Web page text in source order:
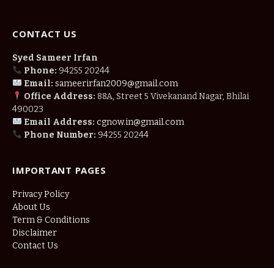
CONTACT US
Syed Sameer Irfan
Phone: 94255 20244
Email: sameerirfan2009@gmail.com
Office Address: 88A, Street 5 Vivekanand Nagar, Bhilai
490023
Email Address: cgnow.in@gmail.com
Phone Number: 94255 20244
IMPORTANT PAGES
Privacy Policy
About Us
Term & Conditions
Disclaimer
Contact Us